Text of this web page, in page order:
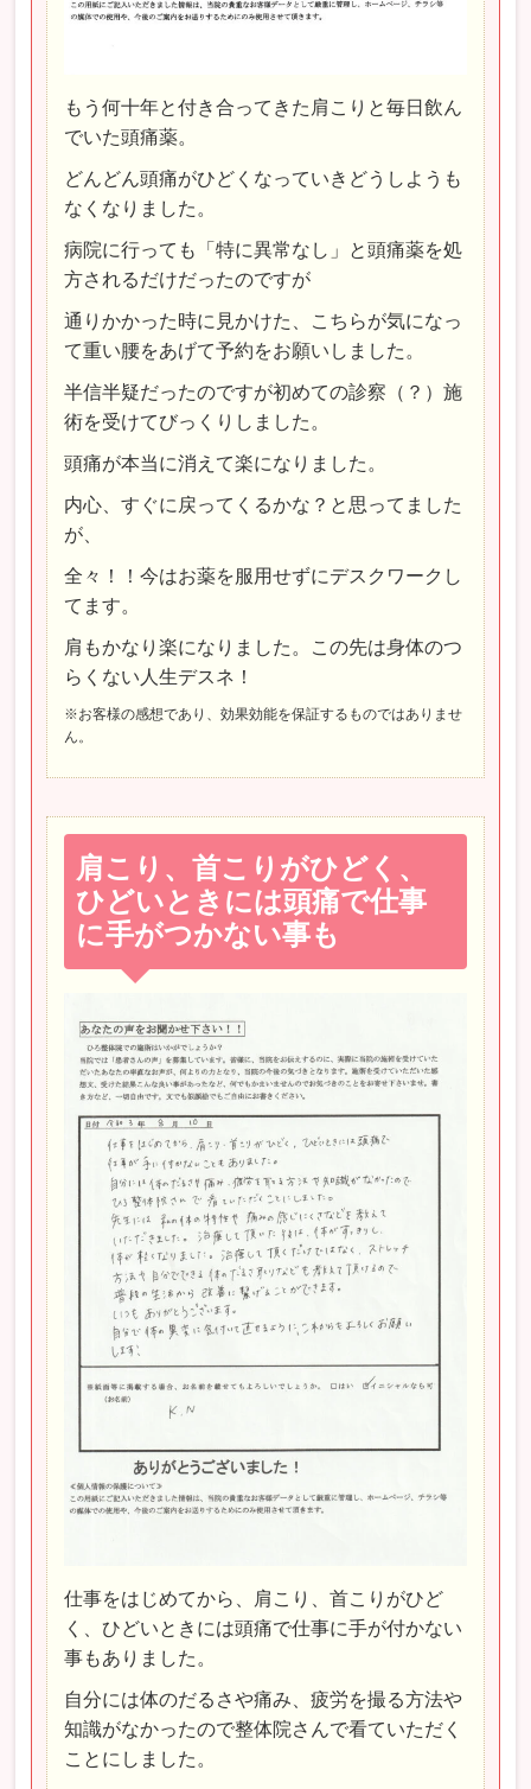
もう何十年と付き合ってきた肩こりと毎日飲ん
でいた頭痛薬。
どんどん頭痛がひどくなっていきどうしようも
なくなりました。
病院に行っても「特に異常なし」と頭痛薬を処
方されるだけだったのですが
通りかかった時に見かけた、こちらが気になっ
て重い腰をあげて予約をお願いしました。
半信半疑だったのですが初めての診察（？）施
術を受けてびっくりしました。
頭痛が本当に消えて楽になりました。
内心、すぐに戻ってくるかな？と思ってました
が、
全々！！今はお薬を服用せずにデスクワークし
てます。
肩もかなり楽になりました。この先は身体のつ
らくない人生デスネ！
※お客様の感想であり、効果効能を保証するものではありませ
ん。
肩こり、首こりがひどく、
ひどいときには頭痛で仕事
に手がつかない事も
仕事をはじめてから、肩こり、首こりがひど
く、ひどいときには頭痛で仕事に手が付かない
事もありました。
自分には体のだるさや痛み、疲労を撮る方法や
知識がなかったので整体院さんで看ていただく
ことにしました。